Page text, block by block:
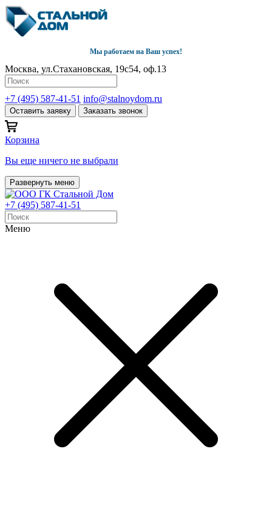
Мы работаем на Ваш успех!
Москва, ул.Стахановская, 19с54, оф.13
+7 (495) 587-41-51 info@stalnoydom.ru
Оставить заявку Заказать звонок
Корзина
Вы еще ничего не выбрали
Развернуть меню
+7 (495) 587-41-51
Меню